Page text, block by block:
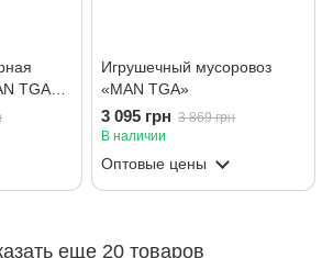
TGA»
модулем
Игрушечный мусоровоз
«MAN TGA»
3 095 грн 3 869 грн
В наличии
Оптовые цены
еще 20 товаров